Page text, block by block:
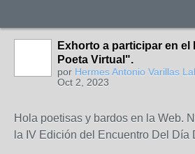
Exhorto a participar en el
Poeta Virtual".
por Hermes Antonio Varillas
Oct 2, 2023
Hola poetisas y bardos en la Web.
la IV Edición del Encuentro Del Día